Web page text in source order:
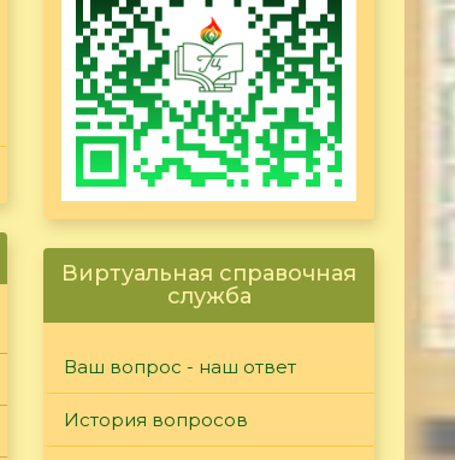
Виртуальная справочная
служба
Ваш вопрос - наш ответ
История вопросов